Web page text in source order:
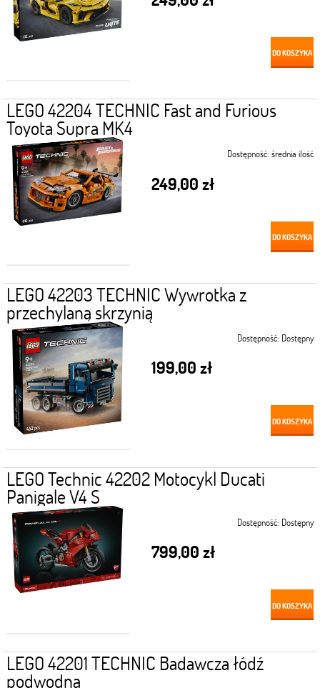
DO KOSZYKA
LEGO 42204 TECHNIC Fast and Furious
Toyota Supra MK4
Dostępność: średnia ilość
249,00 zł
DO KOSZYKA
LEGO 42203 TECHNIC Wywrotka z
przechylaną skrzynią
Dostępność: Dostępny
199,00 zł
DO KOSZYKA
LEGO Technic 42202 Motocykl Ducati
Panigale V4 S
Dostępność: Dostępny
799,00 zł
DO KOSZYKA
LEGO 42201 TECHNIC Badawcza łódź
podwodna